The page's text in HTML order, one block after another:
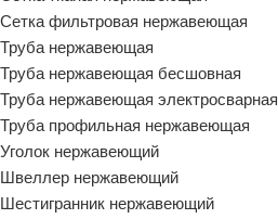
Сетка фильтровая нержавеющая
Труба нержавеющая
Труба нержавеющая бесшовная
Труба нержавеющая электросварная
Труба профильная нержавеющая
Уголок нержавеющий
Швеллер нержавеющий
Шестигранник нержавеющий